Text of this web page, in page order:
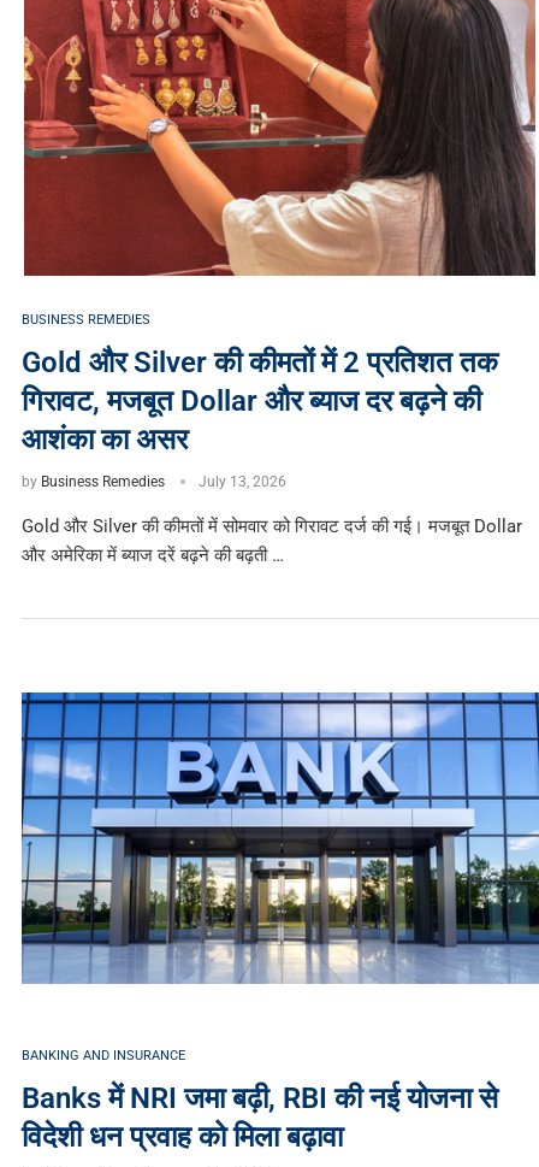
BUSINESS REMEDIES
Gold और Silver की कीमतों में 2 प्रतिशत तक
गिरावट, मजबूत Dollar और ब्याज दर बढ़ने की
आशंका का असर
by Business Remedies July 13, 2026
Gold और Silver की कीमतों में सोमवार को गिरावट दर्ज की गई। मजबूत Dollar
और अमेरिका में ब्याज दरें बढ़ने की बढ़ती …
BANKING AND INSURANCE
Banks में NRI जमा बढ़ी, RBI की नई योजना से
विदेशी धन प्रवाह को मिला बढ़ावा